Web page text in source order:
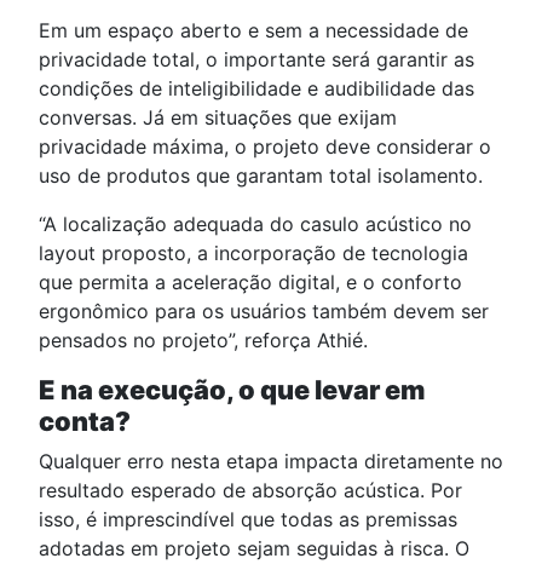
Em um espaço aberto e sem a necessidade de
privacidade total, o importante será garantir as
condições de inteligibilidade e audibilidade das
conversas. Já em situações que exijam
privacidade máxima, o projeto deve considerar o
uso de produtos que garantam total isolamento.
“A localização adequada do casulo acústico no
layout proposto, a incorporação de tecnologia
que permita a aceleração digital, e o conforto
ergonômico para os usuários também devem ser
pensados no projeto”, reforça Athié.
E na execução, o que levar em
conta?
Qualquer erro nesta etapa impacta diretamente no
resultado esperado de absorção acústica. Por
isso, é imprescindível que todas as premissas
adotadas em projeto sejam seguidas à risca. O